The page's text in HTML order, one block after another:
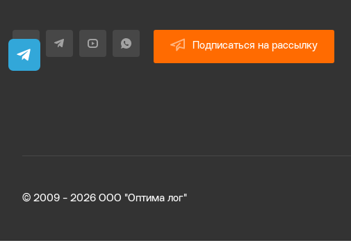
Подписаться на рассылку
© 2009 - 2026 ООО "Оптима лог"